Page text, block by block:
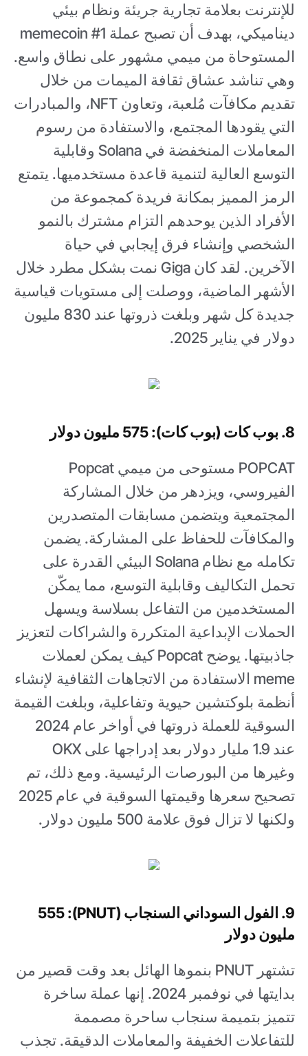
للإنترنت بعلامة تجارية جريئة ونظام بيئي
ديناميكي، بهدف أن تصبح عملة memecoin #1
المستوحاة من ميمي مشهور على نطاق واسع.
وهي تناشد عشاق ثقافة الميمات من خلال
تقديم مكافآت مُلعبة، وتعاون NFT، والمبادرات
التي يقودها المجتمع، والاستفادة من رسوم
المعاملات المنخفضة في Solana وقابلية
التوسع العالية لتنمية قاعدة مستخدميها. يتمتع
الرمز المميز بمكانة فريدة كمجموعة من
الأفراد الذين يوحدهم التزام مشترك بالنمو
الشخصي وإنشاء فرق إيجابي في حياة
الآخرين. لقد كان Giga نمت بشكل مطرد خلال
الأشهر الماضية، ووصلت إلى مستويات قياسية
جديدة كل شهر وبلغت ذروتها عند 830 مليون
دولار في يناير 2025.
8. بوب كات (بوب كات): 575 مليون دولار
POPCAT مستوحى من ميمي Popcat
الفيروسي، ويزدهر من خلال المشاركة
المجتمعية ويتضمن مسابقات المتصدرين
والمكافآت للحفاظ على المشاركة. يضمن
تكامله مع نظام Solana البيئي القدرة على
تحمل التكاليف وقابلية التوسع، مما يمكّن
المستخدمين من التفاعل بسلاسة ويسهل
الحملات الإبداعية المتكررة والشراكات لتعزيز
جاذبيتها. يوضح Popcat كيف يمكن لعملات
meme الاستفادة من الاتجاهات الثقافية لإنشاء
أنظمة بلوكتشين حيوية وتفاعلية، وبلغت القيمة
السوقية للعملة ذروتها في أواخر عام 2024
عند 1.9 مليار دولار بعد إدراجها على OKX
وغيرها من البورصات الرئيسية. ومع ذلك، تم
تصحيح سعرها وقيمتها السوقية في عام 2025
ولكنها لا تزال فوق علامة 500 مليون دولار.
9. الفول السوداني السنجاب (PNUT): 555
مليون دولار
تشتهر PNUT بنموها الهائل بعد وقت قصير من
بدايتها في نوفمبر 2024. إنها عملة ساخرة
تتميز بتميمة سنجاب ساحرة مصممة
للتفاعلات الخفيفة والمعاملات الدقيقة. تجذب